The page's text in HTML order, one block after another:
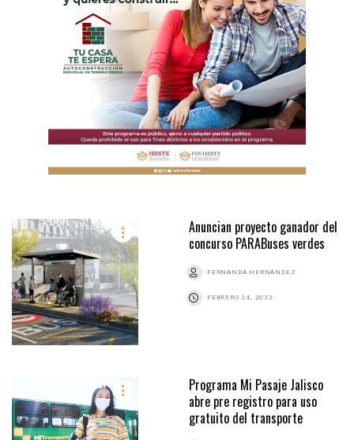
Anuncian proyecto ganador del
concurso PARABuses verdes
FERNANDA HERNÁNDEZ
FEBRERO 24, 2022
Programa Mi Pasaje Jalisco
abre pre registro para uso
gratuito del transporte